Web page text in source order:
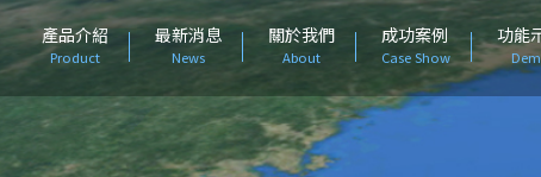
產品介紹
Product
最新消息
News
關於我們
About
成功案例
Case Show
功能